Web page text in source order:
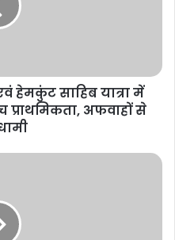
हेमकुंट साहिब यात्रा में
प्राथमिकता, अफवाहों से